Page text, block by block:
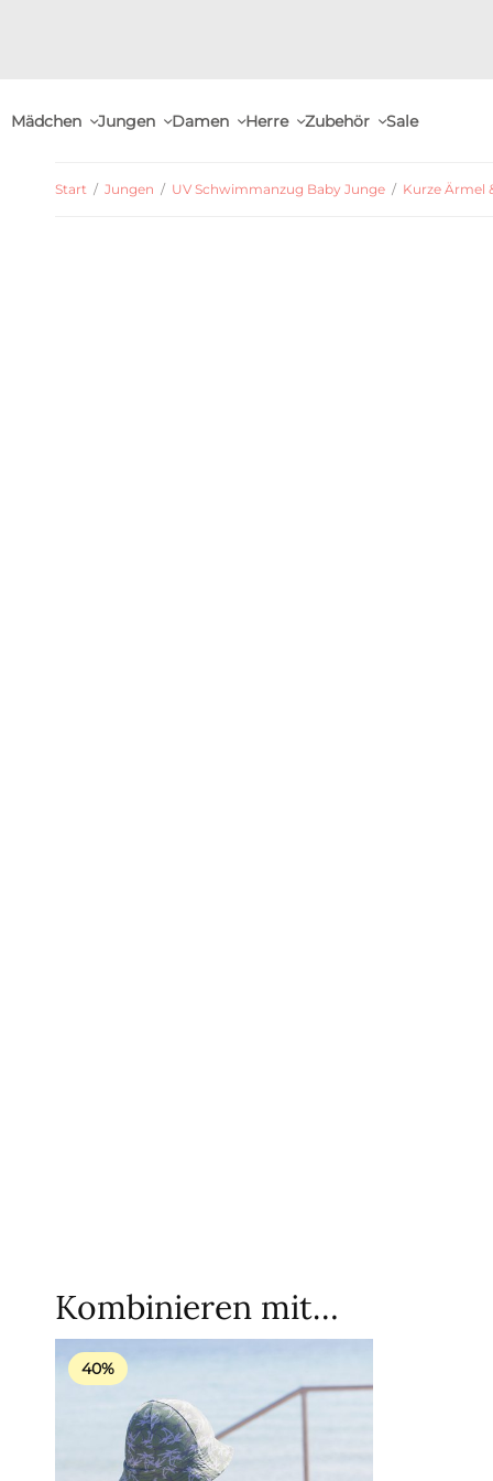
Mädchen Jungen Damen Herre Zubehör Sale
Start / Jungen / UV Schwimmanzug Baby Junge / Kurze Ärmel
Kombinieren mit…
40%